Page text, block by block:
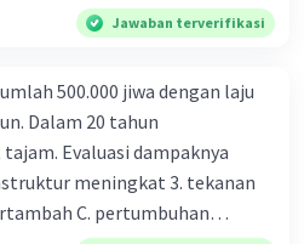
requirement ratio e.
diskonto Bila Bank
Menimbulkan inflasi di mana
(penawaran uang) naik
b. Menimbulkan deflasi di
uang beredar (penawaran
kanan atas c. Tingkat bunga
Jawaban terverifikasi
500.000 jiwa dengan laju
Dalam 20 tahun
Evaluasi dampaknya
meningkat 3. tekanan
C. pertumbuhan